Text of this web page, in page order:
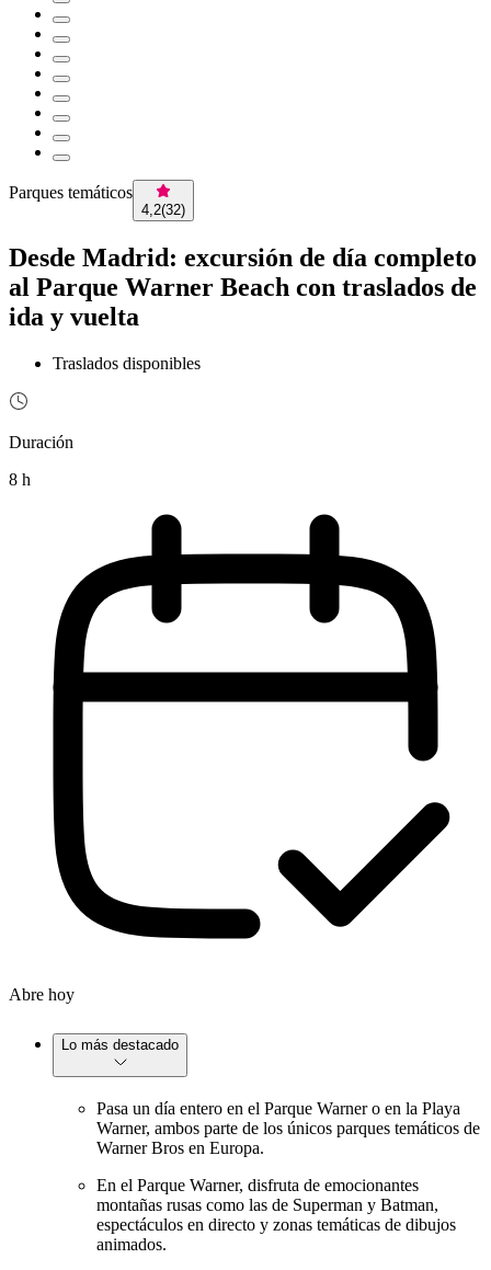
Parques temáticos
4,2(32)
Desde Madrid: excursión de día completo
al Parque Warner Beach con traslados de
ida y vuelta
Traslados disponibles
Duración
8 h
Abre hoy
Lo más destacado
Pasa un día entero en el Parque Warner o en la Playa
Warner, ambos parte de los únicos parques temáticos de
Warner Bros en Europa.
En el Parque Warner, disfruta de emocionantes
montañas rusas como las de Superman y Batman,
espectáculos en directo y zonas temáticas de dibujos
animados.